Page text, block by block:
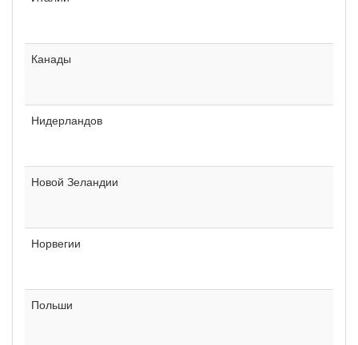
Канады
Нидерландов
Новой Зеландии
Норвегии
Польши